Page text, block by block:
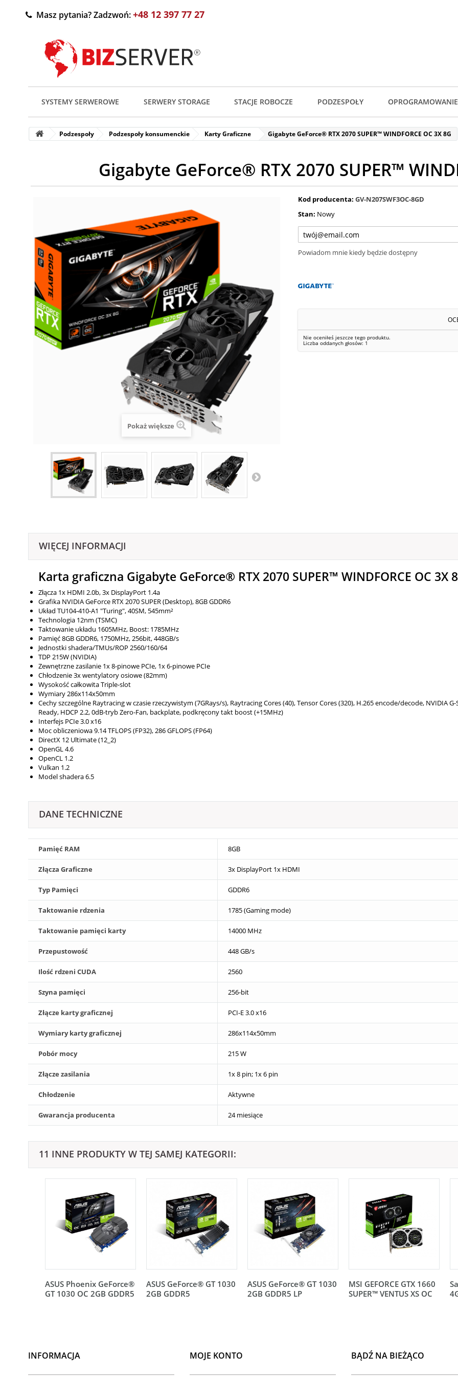
Masz pytania? Zadzwoń:+48 12 397 77 27
SYSTEMY SERWEROWE SERWERY STORAGE STACJE ROBOCZE PODZESPOŁY OPROGRAMOWANIE
Podzespoły Podzespoły konsumenckie Karty Graficzne Gigabyte GeForce® RTX 2070 SUPER™ WINDFORCE OC 3X 8G
Gigabyte GeForce® RTX 2070 SUPER™
Pokaż większe
Kod producenta: GV-N207SWF3OC-8GD
Stan: Nowy
Powiadom mnie kiedy będzie dostępny
Nie oceniłeś jeszcze tego produktu.
Liczba oddanych głosów: 1
WIĘCEJ INFORMACJI
Karta graficzna Gigabyte GeForce® RTX 2070 SUPER™ WINDFORCE OC 3X
Złącza 1x HDMI 2.0b, 3x DisplayPort 1.4a
Grafika NVIDIA GeForce RTX 2070 SUPER (Desktop), 8GB GDDR6
Układ TU104-410-A1 "Turing", 40SM, 545mm²
Technologia 12nm (TSMC)
Taktowanie układu 1605MHz, Boost: 1785MHz
Pamięć8GB GDDR6, 1750MHz, 256bit, 448GB/​s
Jednostki shadera/TMUs/ROP 2560/​160/​64
TDP 215W (NVIDIA)
Zewnętrzne zasilanie 1x 8-pinowe PCIe, 1x 6-pinowe PCIe
Chłodzenie3x wentylatory osiowe (82mm)
Wysokość całkowitaTriple-slot
Wymiary 286x114x50mm
Cechy szczególne Raytracing w czasie rzeczywistym (7GRays/​s), Raytracing Cores (40), Tensor Cores (320), H.265 encode/​decode, NVIDIA G-
Ready, HDCP 2.2, 0dB-tryb Zero-Fan, backplate, podkręcony takt boost (+15MHz)
Interfejs PCIe 3.0 x16
Moc obliczeniowa9.14 TFLOPS (FP32), 286 GFLOPS (FP64)
DirectX 12 Ultimate (12_2)
OpenGL 4.6
OpenCL 1.2
Vulkan 1.2
Model shadera6.5
DANE TECHNICZNE
Pamięć RAM 8GB
Złącza Graficzne 3x DisplayPort 1x HDMI
Typ Pamięci GDDR6
Taktowanie rdzenia 1785 (Gaming mode)
Taktowanie pamięci karty 14000 MHz
Przepustowość 448 GB/s
Ilość rdzeni CUDA 2560
Szyna pamięci 256-bit
Złącze karty graficznej PCI-E 3.0 x16
Wymiary karty graficznej 286x114x50mm
Pobór mocy 215 W
Złącze zasilania 1x 8 pin; 1x 6 pin
Chłodzenie Aktywne
Gwarancja producenta 24 miesiące
11 INNE PRODUKTY W TEJ SAMEJ KATEGORII:
ASUS Phoenix GeForce®
GT 1030 OC 2GB GDDR5
ASUS GeForce® GT 1030
2GB GDDR5
ASUS GeForce® GT 1030
2GB GDDR5 LP
MSI GEFORCE GTX 1660
SUPER™ VENTUS XS OC
INFORMACJA MOJE KONTO BĄDŹ NA BIEŻĄCO